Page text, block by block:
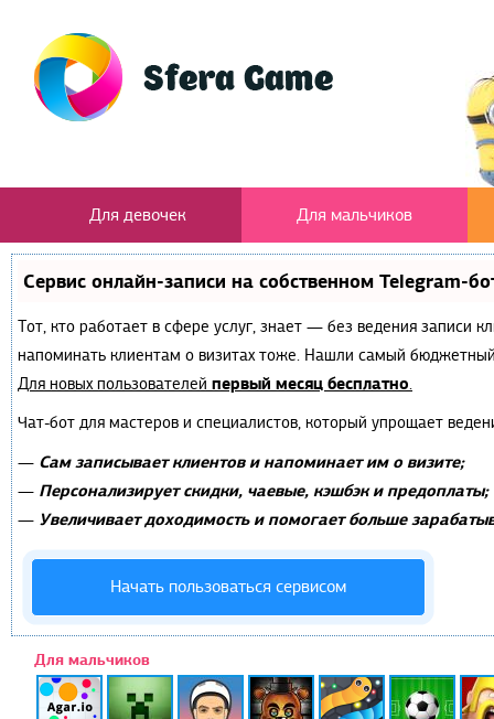
Для девочек Для мальчиков
Сервис онлайн-записи на собственном Telegram-
Тот, кто работает в сфере услуг, знает — без ведения записи
напоминать клиентам о визитах тоже. Нашли самый
Для новых пользователей первый месяц бесплатно.
Чат-бот для мастеров и специалистов, который упрощает
— Сам записывает клиентов и напоминает им о визите;
— Персонализирует скидки, чаевые, кэшбэк и предоплаты;
— Увеличивает доходимость и помогает больше
Начать пользоваться сервисом
Для мальчиков